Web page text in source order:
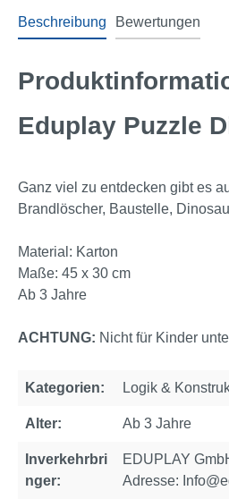
Beschreibung Bewertungen
Eduplay Puzzle
Ganz viel zu entdecken gibt es
Brandlöscher, Baustelle,
Material: Karton
Maße: 45 x 30 cm
Ab 3 Jahre
ACHTUNG: Nicht für Kinder
Kategorien: Logik &
Alter: Ab 3 Jahre
Inverkehrbri
nger:
EDUPLAY
Adresse: